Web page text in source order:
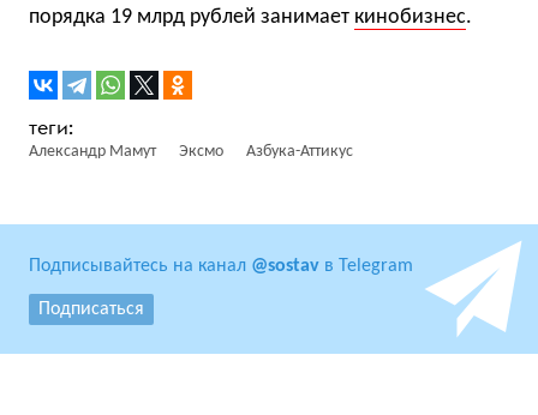
порядка 19 млрд рублей занимает кинобизнес.
Александр Мамут Эксмо Азбука-Аттикус
Подписывайтесь на канал @sostav в Telegram
Подписаться